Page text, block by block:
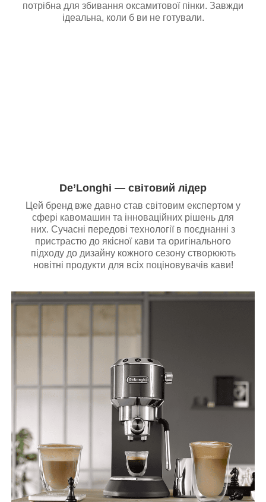
потрібна для збивання оксамитової пінки. Завжди
ідеальна, коли б ви не готували.
De’Longhi — світовий лідер
Цей бренд вже давно став світовим експертом у
сфері кавомашин та інноваційних рішень для
них. Сучасні передові технології в поєднанні з
пристрастю до якісної кави та оригінального
підходу до дизайну кожного сезону створюють
новітні продукти для всіх поціновувачів кави!